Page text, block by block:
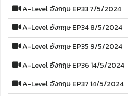
A-Level อังกฤษ EP33 7/5/2024
A-Level อังกฤษ EP34 8/5/2024
A-Level อังกฤษ EP35 9/5/2024
A-Level อังกฤษ EP36 14/5/2024
A-Level อังกฤษ EP37 14/5/2024